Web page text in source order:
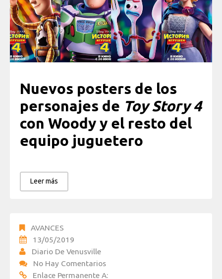
Nuevos posters de los
personajes de Toy Story 4
con Woody y el resto del
equipo juguetero
Leer más
AVANCES
13/05/2019
Diario De Venusville
No Hay Comentarios
Enlace Permanente A: